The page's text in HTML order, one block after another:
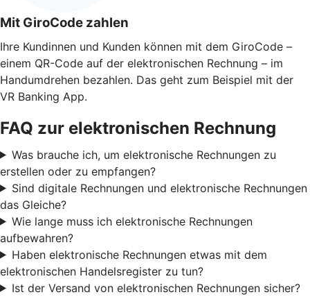
Mit GiroCode zahlen
Ihre Kundinnen und Kunden können mit dem GiroCode –
einem QR-Code auf der elektronischen Rechnung – im
Handumdrehen bezahlen. Das geht zum Beispiel mit der
VR Banking App.
FAQ zur elektronischen Rechnung
Was brauche ich, um elektronische Rechnungen zu
erstellen oder zu empfangen?
Sind digitale Rechnungen und elektronische Rechnungen
das Gleiche?
Wie lange muss ich elektronische Rechnungen
aufbewahren?
Haben elektronische Rechnungen etwas mit dem
elektronischen Handelsregister zu tun?
Ist der Versand von elektronischen Rechnungen sicher?